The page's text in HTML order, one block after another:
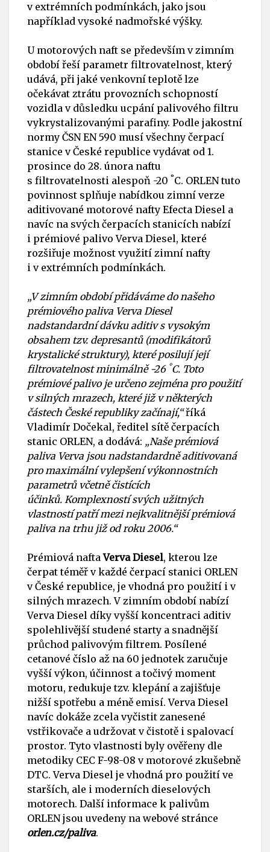
v extrémních podmínkách, jako jsou
například vysoké nadmořské výšky.
U motorových naft se především v zimním
období řeší parametr filtrovatelnost, který
udává, při jaké venkovní teplotě lze
očekávat ztrátu provozních schopností
vozidla v důsledku ucpání palivového filtru
vykrystalizovanými parafiny. Podle jakostní
normy ČSN EN 590 musí všechny čerpací
stanice v České republice vydávat od 1.
prosince do 28. února naftu
s filtrovatelnosti alespoň -20 °C. ORLEN tuto
povinnost splňuje nabídkou zimní verze
aditivované motorové nafty Efecta Diesel a
navíc na svých čerpacích stanicích nabízí
i prémiové palivo Verva Diesel, které
rozšiřuje možnost využití zimní nafty
i v extrémních podmínkách.
„V zimním období přidáváme do našeho
prémiového paliva Verva Diesel
nadstandardní dávku aditiv s vysokým
obsahem tzv. depresantů (modifikátorů
krystalické struktury), které posilují její
filtrovatelnost minimálně -26 °C. Toto
prémiové palivo je určeno zejména pro použití
v silných mrazech, které již v některých
částech České republiky začínají,“říká
Vladimír Dočekal, ředitel sítě čerpacích
stanic ORLEN, a dodává: „Naše prémiová
paliva Verva jsou nadstandardně aditivovaná
pro maximální vylepšení výkonnostních
parametrů včetně čistících
účinků. Komplexností svých užitných
vlastností patří mezi nejkvalitnější prémiová
paliva na trhu již od roku 2006.“
Prémiová naftaVerva Diesel, kterou lze
čerpat téměř v každé čerpací stanici ORLEN
v České republice, je vhodná pro použití i v
silných mrazech. V zimním období nabízí
Verva Diesel díky vyšší koncentraci aditiv
spolehlivější studené starty a snadnější
průchod palivovým filtrem. Posílené
cetanové číslo až na 60 jednotek zaručuje
vyšší výkon, účinnost a točivý moment
motoru, redukuje tzv. klepání a zajišťuje
nižší spotřebu a méně emisí. Verva Diesel
navíc dokáže zcela vyčistit zanesené
vstřikovače a udržovat v čistotě i spalovací
prostor. Tyto vlastnosti byly ověřeny dle
metodiky CEC F-98-08 v motorové zkušebně
DTC. Verva Diesel je vhodná pro použití ve
starších, ale i moderních dieselových
motorech. Další informace k palivům
ORLEN jsou uvedeny na webové stránce
orlen.cz/paliva.